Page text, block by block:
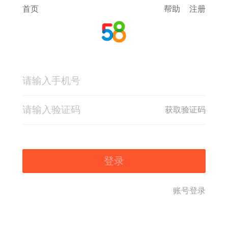
首页 帮助 注册
获取验证码
登录
账号登录